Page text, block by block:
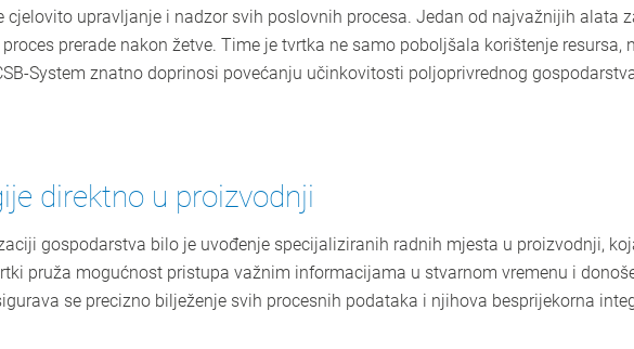
cjelovito upravljanje i nadzor svih poslovnih procesa. Jedan od najvažnijih alata
prerade nakon žetve. Time je tvrtka ne samo poboljšala korištenje
System znatno doprinosi povećanju učinkovitosti poljoprivrednog
direktno u proizvodnji
gospodarstva bilo je uvođenje specijaliziranih radnih mjesta u proizvodnji,
pruža mogućnost pristupa važnim informacijama u stvarnom vremenu i
se precizno bilježenje svih procesnih podataka i njihova besprijekorna